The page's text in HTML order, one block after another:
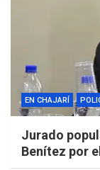
EN CHAJARÍ
Jurado
Benítez por